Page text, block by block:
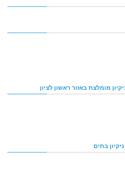
מומלצת באזור ראשון לציון
בתים